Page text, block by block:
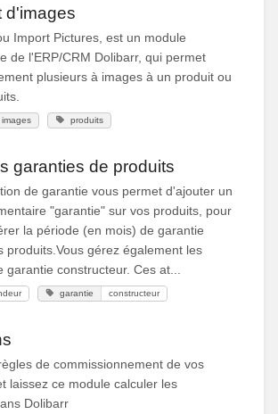
d'images
Import Pictures, est un module
de l'ERP/CRM Dolibarr, qui permet
plusieurs à images à un produit ou
images produits
garanties de produits
de garantie vous permet d'ajouter un
"garantie" sur vos produits, pour
la période (en mois) de garantie
produits.Vous gérez également les
garantie constructeur. Ces at...
garantie constructeur
de commissionnement de vos
laissez ce module calculer les
Dolibarr